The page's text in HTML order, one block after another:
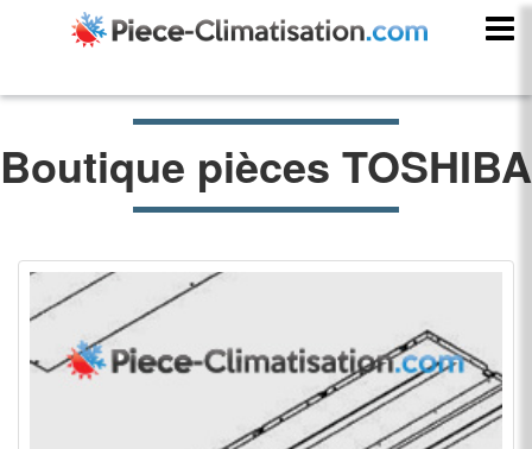
Boutique pièces TOSHIBA